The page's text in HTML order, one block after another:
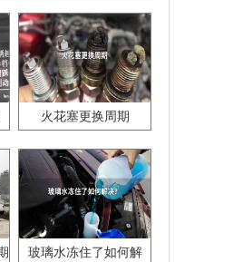
火花塞更换周期
玻璃水冻住了如何解